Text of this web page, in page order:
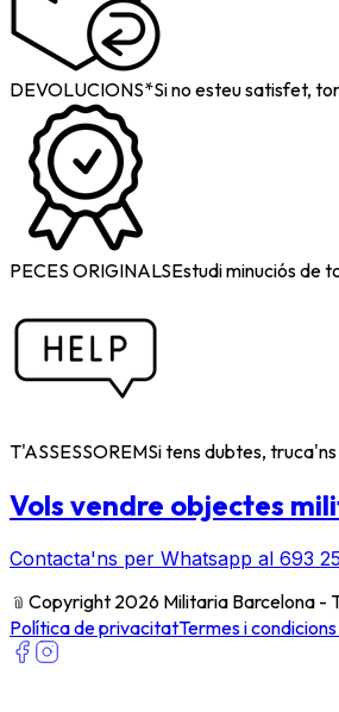
DEVOLUCIONS*Si no esteu satisfet,
PECES ORIGINALSEstudi minuciós de
T'ASSESSOREMSi tens dubtes,
Vols vendre objectes
Contacta'ns per Whatsapp al 693
﹫ Copyright 2026 Militaria Barcelona -
Política de privacitatTermes i condicions